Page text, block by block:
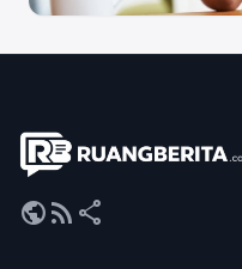
publicrss_feed share